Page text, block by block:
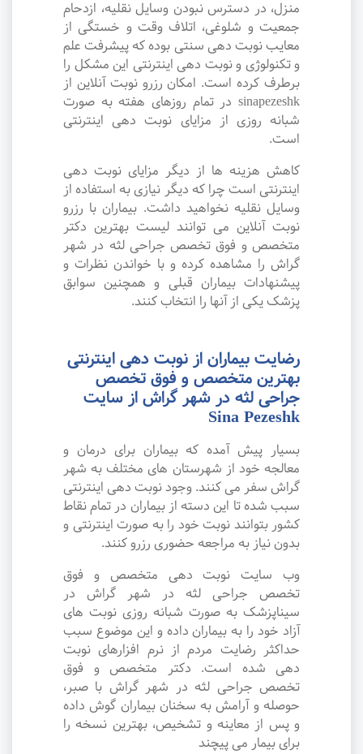
منزل، در دسترس نبودن وسایل نقلیه، ازدحام
جمعیت و شلوغی، اتلاف وقت و خستگی از
معایب نوبت دهی سنتی بوده که پیشرفت علم
و تکنولوژی و نوبت دهی اینترنتی این مشکل را
برطرف کرده است. امکان رزرو نوبت آنلاین از
sinapezeshk در تمام روزهای هفته به صورت
شبانه روزی از مزایای نوبت دهی اینترنتی
است.
کاهش هزینه ها از دیگر مزایای نوبت دهی
اینترنتی است چرا که دیگر نیازی به استفاده از
وسایل نقلیه نخواهید داشت. بیماران با رزرو
نوبت آنلاین می توانند لیست بهترین دکتر
متخصص و فوق تخصص جراحی لثه در شهر
گراش را مشاهده کرده و با خواندن نظرات و
پیشنهادات بیماران قبلی و همچنین سوابق
پزشک یکی از آنها را انتخاب کنند.
رضایت بیماران از نوبت دهی اینترنتی
بهترین متخصص و فوق تخصص
جراحی لثه در شهر گراش از سایت
Sina Pezeshk
بسیار پیش آمده که بیماران برای درمان و
معالجه خود از شهرستان های مختلف به شهر
گراش سفر می کنند. وجود نوبت دهی اینترنتی
سبب شده تا این دسته از بیماران در تمام نقاط
کشور بتوانند نوبت خود را به صورت اینترنتی و
بدون نیاز به مراجعه حضوری رزرو کنند.
وب سایت نوبت دهی متخصص و فوق
تخصص جراحی لثه در شهر گراش در
سیناپزشک به صورت شبانه روزی نوبت های
آزاد خود را به بیماران داده و این موضوع سبب
حداکثر رضایت مردم از نرم افزارهای نوبت
دهی شده است. دکتر متخصص و فوق
تخصص جراحی لثه در شهر گراش با صبر،
حوصله و آرامش به سخنان بیماران گوش داده
و پس از معاینه و تشخیص، بهترین نسخه را
برای بیمار می پیچند